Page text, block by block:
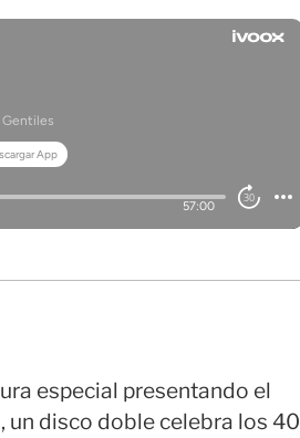
especial presentando el
un disco doble celebra los 40